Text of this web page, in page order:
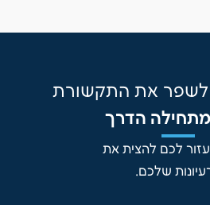
את התקשורת
הדרך
לכם להצית את
שלכם.